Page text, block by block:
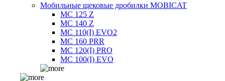
Мобильные щековые дробилки MOBICAT
MC 125 Z
MC 140 Z
MC 110(I) EVO2
MC 160 PRR
MC 120(I) PRO
MC 100(I) EVO